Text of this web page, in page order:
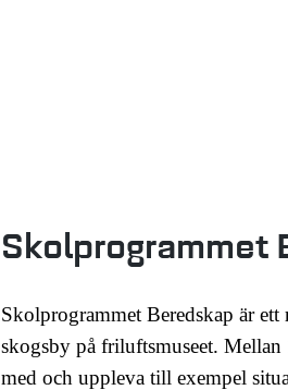
Skolprogrammet
Skolprogrammet Beredskap är
skogsby på friluftsmuseet. Mellan
med och uppleva till exempel